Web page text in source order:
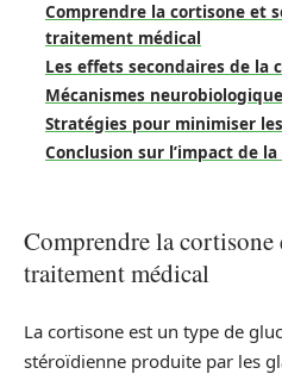
Comprendre la cortisone et
traitement médical
Les effets secondaires de la
Mécanismes
Stratégies pour minimiser
Conclusion sur l’impact de
Comprendre la cortisone
traitement médical
La cortisone est un type de
stéroïdienne produite par les